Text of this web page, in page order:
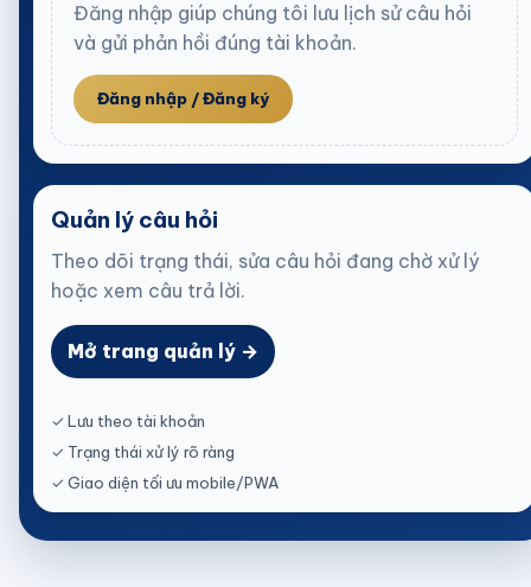
Đăng nhập giúp chúng tôi lưu lịch sử câu hỏi
và gửi phản hồi đúng tài khoản.
Đăng nhập / Đăng ký
Quản lý câu hỏi
Theo dõi trạng thái, sửa câu hỏi đang chờ xử lý
hoặc xem câu trả lời.
Mở trang quản lý →
✓ Lưu theo tài khoản
✓ Trạng thái xử lý rõ ràng
✓ Giao diện tối ưu mobile/PWA